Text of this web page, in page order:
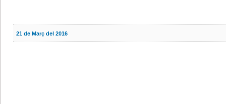
21 de Març del 2016